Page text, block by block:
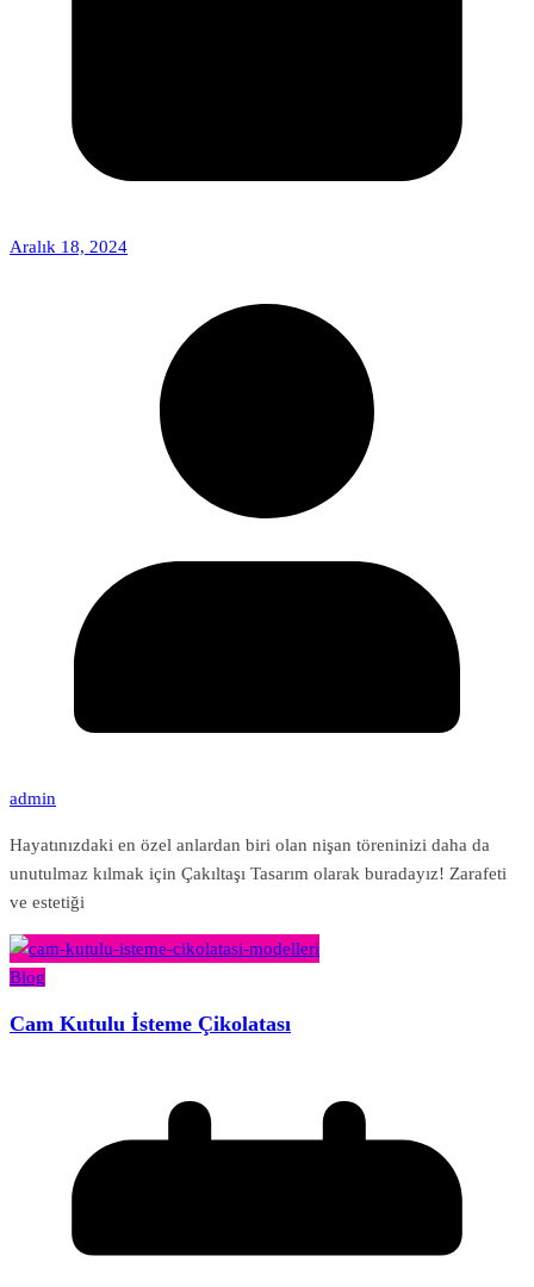
Aralık 18, 2024
admin
Hayatınızdaki en özel anlardan biri olan nişan töreninizi daha da
unutulmaz kılmak için Çakıltaşı Tasarım olarak buradayız! Zarafeti
ve estetiği
Blog
Cam Kutulu İsteme Çikolatası